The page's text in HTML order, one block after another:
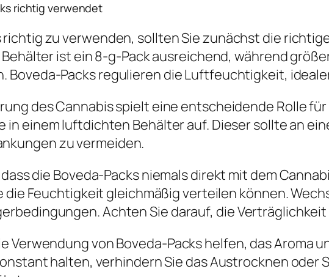
richtig verwendet
richtig zu verwenden, sollten Sie zunächst die
ist ein 8-g-Pack ausreichend, während
Boveda-Packs regulieren die Luftfeuchtigkeit,
des Cannabis spielt eine entscheidende Rolle
in einem luftdichten Behälter auf. Dieser sollte an
zu vermeiden.
die Boveda-Packs niemals direkt mit dem
die Feuchtigkeit gleichmäßig verteilen können.
Achten Sie darauf, die
Verwendung von Boveda-Packs helfen, das Aroma
halten, verhindern Sie das Austrocknen oder